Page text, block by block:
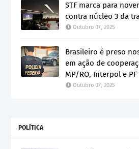
STF marca para
contra núcleo 3 da
Outubro 07, 2025
Brasileiro é preso
em ação de
MP/RO, Interpol e PF
Outubro 07, 2025
POLÍTICA